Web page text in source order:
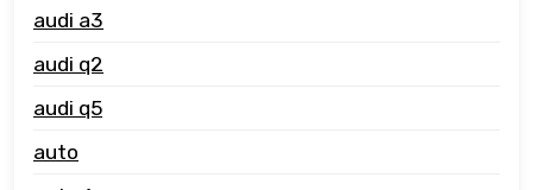
audi a3
audi q2
audi q5
auto